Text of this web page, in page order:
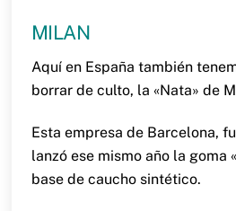
MILAN
Aquí en España también
borrar de culto, la «Nata» de
Esta empresa de Barcelona,
lanzó ese mismo año la goma
base de caucho sintético.